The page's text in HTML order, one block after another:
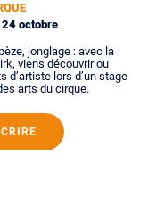
24 octobre
jonglage : avec la
viens découvrir ou
d’artiste lors d’un stage
arts du cirque.